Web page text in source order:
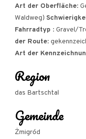
Art der Oberfläche:
Waldweg)
Fahrradtyp : Gravel/
der Route:
Art der
Region
das Bartschtal
Gemeinde
Żmigród